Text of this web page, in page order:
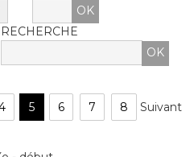
OK
RECHERCHE
5 6 7 8 Suivant